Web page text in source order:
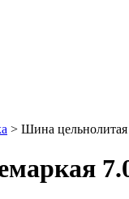
> Шина цельнолитая